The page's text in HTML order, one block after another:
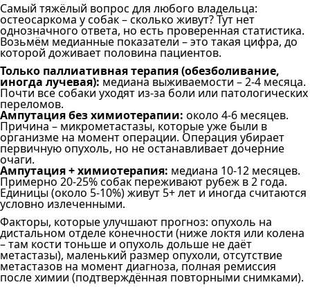
Самый тяжёлый вопрос для любого владельца:
остеосаркома у собак – сколько живут? Тут нет
однозначного ответа, но есть проверенная статистика.
Возьмём медианные показатели – это такая цифра, до
которой доживает половина пациентов.
Только паллиативная терапия (обезболивание,
иногда лучевая): медиана выживаемости – 2-4 месяца.
Почти все собаки уходят из-за боли или патологических
переломов.
Ампутация без химиотерапии: около 4-6 месяцев.
Причина – микрометастазы, которые уже были в
организме на момент операции. Операция убирает
первичную опухоль, но не останавливает дочерние
очаги.
Ампутация + химиотерапия: медиана 10-12 месяцев.
Примерно 20-25% собак переживают рубеж в 2 года.
Единицы (около 5-10%) живут 5+ лет и иногда считаются
условно излеченными.
Факторы, которые улучшают прогноз: опухоль на
дистальном отделе конечности (ниже локтя или колена
– там кости тоньше и опухоль дольше не даёт
метастазы), маленький размер опухоли, отсутствие
метастазов на момент диагноза, полная ремиссия
после химии (подтверждённая повторными снимками).